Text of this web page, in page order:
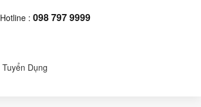
Hotline : 098 797 9999
Tuyển Dụng